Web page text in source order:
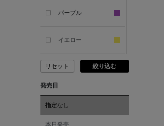
ASAUCE MELER
パープル
イエロー
ピンク
レッド
オレンジ
リセット 絞り込む
発売日
指定なし
本日発売